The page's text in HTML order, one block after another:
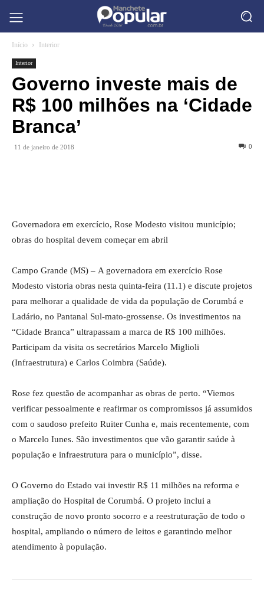
Início Interior
Interior
Governo investe mais de
R$ 100 milhões na ‘Cidade
Branca’
11 de janeiro de 2018 0
Governadora em exercício, Rose Modesto visitou município;
obras do hospital devem começar em abril
Campo Grande (MS) – A governadora em exercício Rose
Modesto vistoria obras nesta quinta-feira (11.1) e discute projetos
para melhorar a qualidade de vida da população de Corumbá e
Ladário, no Pantanal Sul-mato-grossense. Os investimentos na
“Cidade Branca” ultrapassam a marca de R$ 100 milhões.
Participam da visita os secretários Marcelo Miglioli
(Infraestrutura) e Carlos Coimbra (Saúde).
Rose fez questão de acompanhar as obras de perto. “Viemos
verificar pessoalmente e reafirmar os compromissos já assumidos
com o saudoso prefeito Ruiter Cunha e, mais recentemente, com
o Marcelo Iunes. São investimentos que vão garantir saúde à
população e infraestrutura para o município”, disse.
O Governo do Estado vai investir R$ 11 milhões na reforma e
ampliação do Hospital de Corumbá. O projeto inclui a
construção de novo pronto socorro e a reestruturação de todo o
hospital, ampliando o número de leitos e garantindo melhor
atendimento à população.